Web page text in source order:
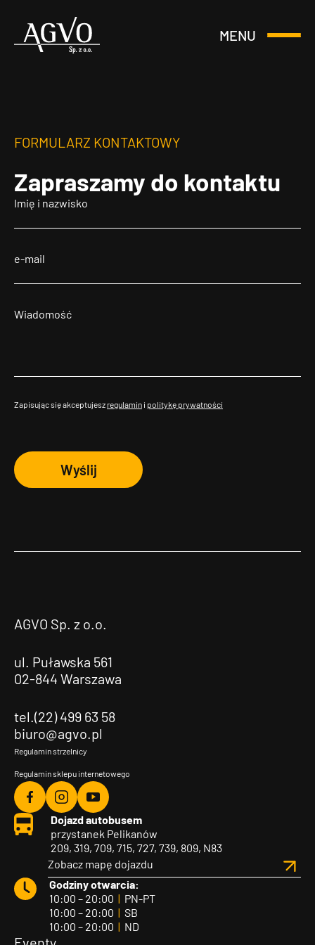
Header
MENU
Otwórz
FORMULARZ KONTAKTOWY
Zapraszamy do kontaktu
Zapisując się akceptujesz regulamin i politykę prywatności
Wyślij
AGVO Sp. z o.o.
ul. Puławska 561
02-844 Warszawa
tel.(22) 499 63 58
biuro@agvo.pl
Regulamin strzelnicy
Regulamin sklepu internetowego
Agvo
Facebook
Agvo
Instagram
Agvo
YouTube
Dojazd autobusem
przystanek Pelikanów
209, 319, 709, 715, 727, 739, 809, N83
Zobacz mapę dojazdu
Godziny otwarcia:
10:00 – 20:00 | PN-PT
10:00 – 20:00 | SB
10:00 – 20:00 | ND